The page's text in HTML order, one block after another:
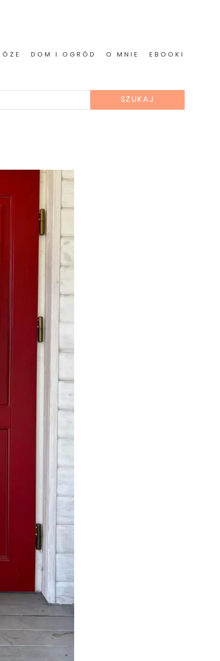
DOM I OGRÓD O MNIE EBOOKI